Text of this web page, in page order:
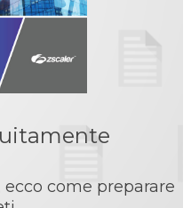
come preparare